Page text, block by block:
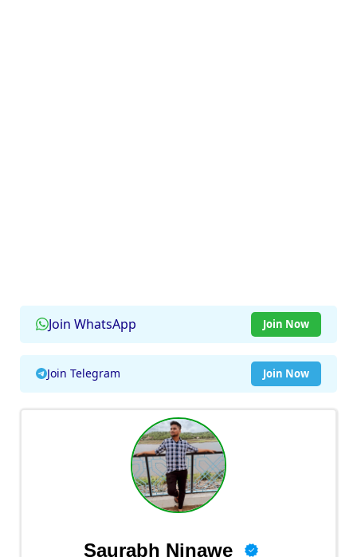
Join WhatsApp Join Now
Join Telegram Join Now
Saurabh Ninawe